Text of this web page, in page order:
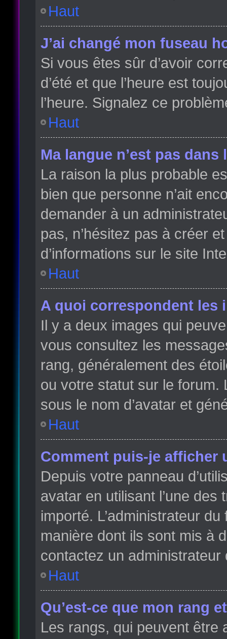
Haut
J’ai changé mon fuseau
Si vous êtes sûr d’avoir
d’été et que l’heure est
l’heure. Signalez ce
Haut
Ma langue n’est pas dans
La raison la plus probable
bien que personne n’ait
demander à un
pas, n’hésitez pas à créer
d’informations sur le site
Haut
A quoi correspondent les
Il y a deux images qui
vous consultez les
rang, généralement des
ou votre statut sur le forum.
sous le nom d’avatar et
Haut
Comment puis-je afficher
Depuis votre panneau
avatar en utilisant l’une
importé. L’administrateur
manière dont ils sont mis à
contactez un administrateur
Haut
Qu’est-ce que mon rang
Les rangs, qui peuvent être